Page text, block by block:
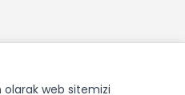
web sitemizi